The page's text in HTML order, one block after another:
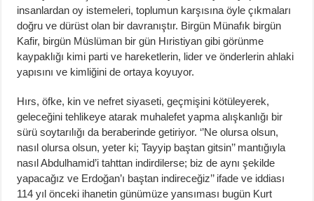
insanlardan oy istemeleri, toplumun karşısına öyle çıkmaları
doğru ve dürüst olan bir davranıştır. Birgün Münafık birgün
Kafir, birgün Müslüman bir gün Hıristiyan gibi görünme
kaypaklığı kimi parti ve hareketlerin, lider ve önderlerin ahlaki
yapısını ve kimliğini de ortaya koyuyor.
Hırs, öfke, kin ve nefret siyaseti, geçmişini kötüleyerek,
geleceğini tehlikeye atarak muhalefet yapma alışkanlığı bir
sürü soytarılığı da beraberinde getiriyor. ‘’Ne olursa olsun,
nasıl olursa olsun, yeter ki; Tayyip baştan gitsin’’ mantığıyla
nasıl Abdulhamid’i tahttan indirdilerse; biz de aynı şekilde
yapacağız ve Erdoğan’ı baştan indireceğiz’’ ifade ve iddiası
114 yıl önceki ihanetin günümüze yansıması bugün Kurt